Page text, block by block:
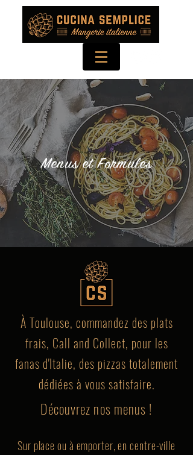
Menus et Formules
À Toulouse, commandez des plats
frais, Call and Collect, pour les
fanas d'Italie, des pizzas totalement
dédiées à vous satisfaire.
Découvrez nos menus !
Sur place ou à emporter, en centre-ville